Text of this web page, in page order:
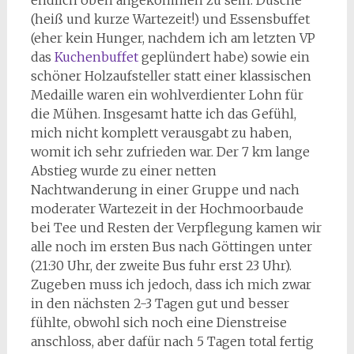
(heiß und kurze Wartezeit!) und Essensbuffet
(eher kein Hunger, nachdem ich am letzten VP
das Kuchenbuffet geplündert habe) sowie ein
schöner Holzaufsteller statt einer klassischen
Medaille waren ein wohlverdienter Lohn für
die Mühen. Insgesamt hatte ich das Gefühl,
mich nicht komplett verausgabt zu haben,
womit ich sehr zufrieden war. Der 7 km lange
Abstieg wurde zu einer netten
Nachtwanderung in einer Gruppe und nach
moderater Wartezeit in der Hochmoorbaude
bei Tee und Resten der Verpflegung kamen wir
alle noch im ersten Bus nach Göttingen unter
(21:30 Uhr, der zweite Bus fuhr erst 23 Uhr).
Zugeben muss ich jedoch, dass ich mich zwar
in den nächsten 2-3 Tagen gut und besser
fühlte, obwohl sich noch eine Dienstreise
anschloss, aber dafür nach 5 Tagen total fertig